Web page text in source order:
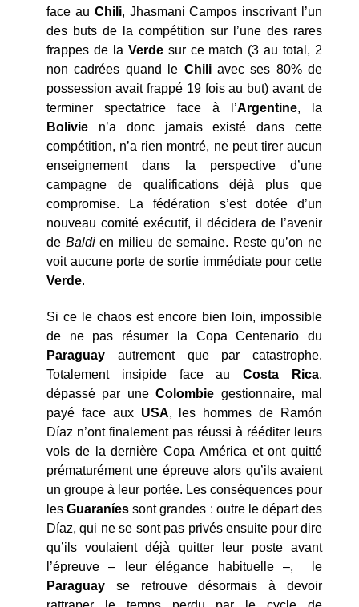
face au Chili, Jhasmani Campos inscrivant l’un
des buts de la compétition sur l’une des rares
frappes de la Verdesur ce match (3 au total, 2
non cadrées quand le Chiliavec ses 80% de
possession avait frappé 19 fois au but) avant de
terminer spectatrice face à l’Argentine, la
Bolivie n’a donc jamais existé dans cette
compétition, n’a rien montré, ne peut tirer aucun
enseignement dans la perspective d’une
campagne de qualifications déjà plus que
compromise. La fédération s’est dotée d’un
nouveau comité exécutif, il décidera de l’avenir
de Baldien milieu de semaine. Reste qu’on ne
voit aucune porte de sortie immédiate pour cette
Verde.
Si ce le chaos est encore bien loin, impossible
de ne pas résumer la Copa Centenario du
Paraguay autrement que par catastrophe.
Totalement insipide face auCosta Rica,
dépassé par uneColombie gestionnaire, mal
payé face aux USA, les hommes de Ramón
Díaz n’ont finalement pas réussi à rééditer leurs
vols de la dernière Copa América et ont quitté
prématurément une épreuve alors qu’ils avaient
un groupe à leur portée. Les conséquences pour
lesGuaraníes sont grandes : outre le départ des
Díaz, qui ne se sont pas privés ensuite pour dire
qu’ils voulaient déjà quitter leur poste avant
l’épreuve – leur élégance habituelle –, le
Paraguay se retrouve désormais à devoir